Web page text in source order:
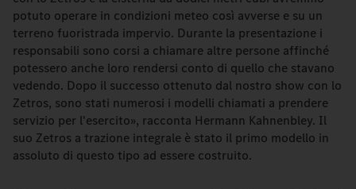
potuto operare in condizioni meteo così avverse e su un
terreno fuoristrada impervio. Durante la presentazione i
responsabili sono corsi a chiamare altre persone affinché
potessero anche loro rendersi conto di quello che stavano
vedendo. Dopo il successo ottenuto dal nostro show con lo
Zetros, sono stati numerosi i modelli chiamati a prendere
servizio per l'esercito», racconta Hermann Kahnenbley. Il
suo Zetros a trazione integrale è stato il primo modello in
assoluto di questo tipo ad essere costruito.